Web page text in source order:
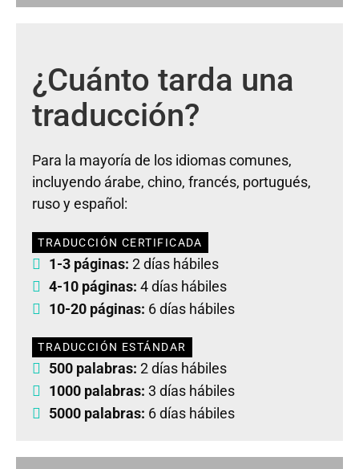
¿Cuánto tarda una
traducción?
Para la mayoría de los idiomas comunes,
incluyendo árabe, chino, francés, portugués,
ruso y español:
TRADUCCIÓN CERTIFICADA
1-3 páginas: 2 días hábiles
4-10 páginas: 4 días hábiles
10-20 páginas: 6 días hábiles
TRADUCCIÓN ESTÁNDAR
500 palabras: 2 días hábiles
1000 palabras: 3 días hábiles
5000 palabras: 6 días hábiles